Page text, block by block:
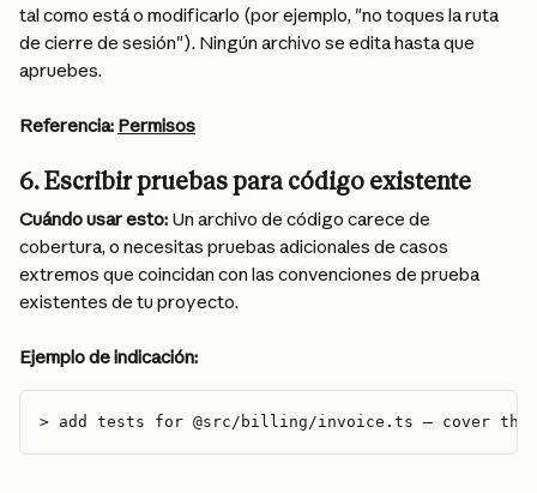
tal como está o modificarlo (por ejemplo, "no toques la ruta
de cierre de sesión"). Ningún archivo se edita hasta que
apruebes.
Referencia: Permisos
6. Escribir pruebas para código existente
Cuándo usar esto: Un archivo de código carece de
cobertura, o necesitas pruebas adicionales de casos
extremos que coincidan con las convenciones de prueba
existentes de tu proyecto.
Ejemplo de indicación:
> add tests for @src/billing/invoice.ts — cover